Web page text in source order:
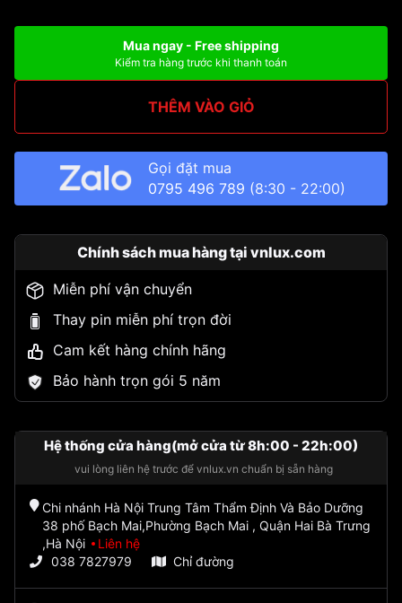
Mua ngay - Free shipping
Kiểm tra hàng trước khi thanh toán
THÊM VÀO GIỎ
Gọi đặt mua
0795 496 789 (8:30 - 22:00)
Chính sách mua hàng tại vnlux.com
Miễn phí vận chuyển
Thay pin miễn phí trọn đời
Cam kết hàng chính hãng
Bảo hành trọn gói 5 năm
Hệ thống cửa hàng(mở cửa từ 8h:00 - 22h:00)
vui lòng liên hệ trước để vnlux.vn chuẩn bị sẵn hàng
Chi nhánh Hà Nội Trung Tâm Thẩm Định Và Bảo Dưỡng
38 phố Bạch Mai,Phường Bạch Mai , Quận Hai Bà Trưng
,Hà Nội
Liên hệ
038 7827979
Chỉ đường